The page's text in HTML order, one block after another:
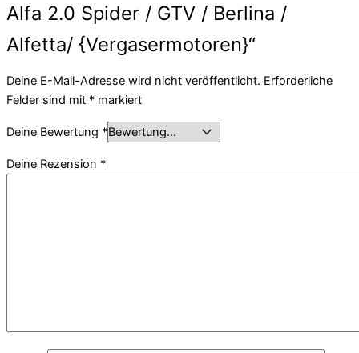
Alfa 2.0 Spider / GTV / Berlina /
Alfetta/ {Vergasermotoren}“
Deine E-Mail-Adresse wird nicht veröffentlicht. Erforderliche
Felder sind mit * markiert
Deine Bewertung *
Deine Rezension *